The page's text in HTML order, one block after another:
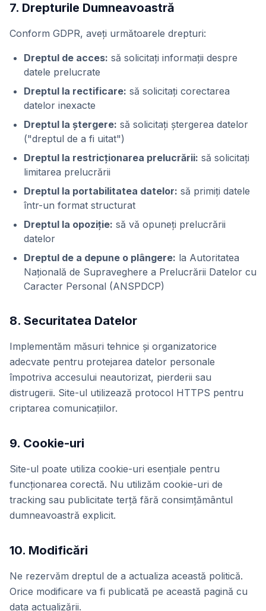
7. Drepturile Dumneavoastră
Conform GDPR, aveți următoarele drepturi:
Dreptul de acces: să solicitați informații despre
datele prelucrate
Dreptul la rectificare: să solicitați corectarea
datelor inexacte
Dreptul la ștergere: să solicitați ștergerea datelor
("dreptul de a fi uitat")
Dreptul la restricționarea prelucrării: să solicitați
limitarea prelucrării
Dreptul la portabilitatea datelor: să primiți datele
într-un format structurat
Dreptul la opoziție: să vă opuneți prelucrării
datelor
Dreptul de a depune o plângere: la Autoritatea
Națională de Supraveghere a Prelucrării Datelor cu
Caracter Personal (ANSPDCP)
8. Securitatea Datelor
Implementăm măsuri tehnice și organizatorice
adecvate pentru protejarea datelor personale
împotriva accesului neautorizat, pierderii sau
distrugerii. Site-ul utilizează protocol HTTPS pentru
criptarea comunicațiilor.
9. Cookie-uri
Site-ul poate utiliza cookie-uri esențiale pentru
funcționarea corectă. Nu utilizăm cookie-uri de
tracking sau publicitate terță fără consimțământul
dumneavoastră explicit.
10. Modificări
Ne rezervăm dreptul de a actualiza această politică.
Orice modificare va fi publicată pe această pagină cu
data actualizării.